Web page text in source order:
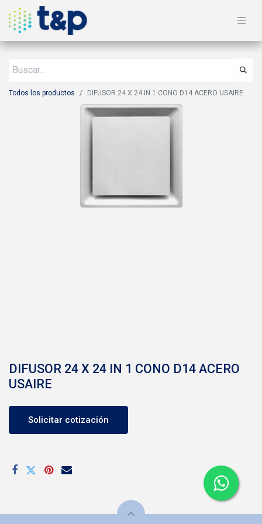
Todos los productos DIFUSOR 24 X 24 IN 1 CONO D14 ACERO USAIRE
DIFUSOR 24 X 24 IN 1 CONO D14 ACERO
USAIRE
Solicitar cotización